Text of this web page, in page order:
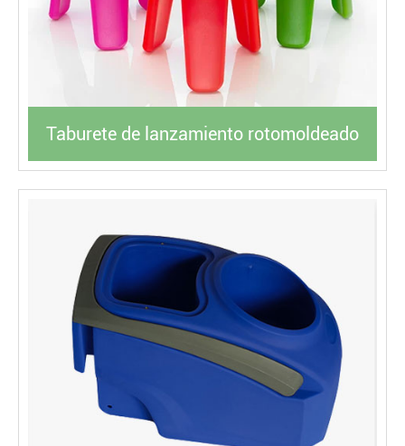
Taburete de lanzamiento rotomoldeado